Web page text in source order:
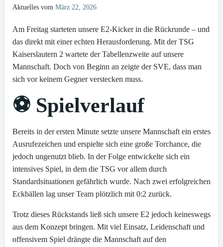
Aktuelles vom März 22, 2026
Am Freitag starteten unsere E2-Kicker in die Rückrunde – und
das direkt mit einer echten Herausforderung. Mit der TSG
Kaiserslautern 2 wartete der Tabellenzweite auf unsere
Mannschaft. Doch von Beginn an zeigte der SVE, dass man
sich vor keinem Gegner verstecken muss.
⚽ Spielverlauf
Bereits in der ersten Minute setzte unsere Mannschaft ein erstes
Ausrufezeichen und erspielte sich eine große Torchance, die
jedoch ungenutzt blieb. In der Folge entwickelte sich ein
intensives Spiel, in dem die TSG vor allem durch
Standardsituationen gefährlich wurde. Nach zwei erfolgreichen
Eckbällen lag unser Team plötzlich mit 0:2 zurück.
Trotz dieses Rückstands ließ sich unsere E2 jedoch keineswegs
aus dem Konzept bringen. Mit viel Einsatz, Leidenschaft und
offensivem Spiel drängte die Mannschaft auf den